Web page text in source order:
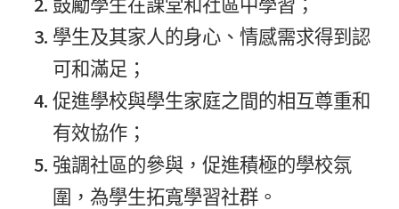
鼓勵學生在課堂和社區中學習；
學生及其家人的身心、情感需求得到認
可和滿足；
促進學校與學生家庭之間的相互尊重和
有效協作；
強調社區的參與，促進積極的學校氛
圍，為學生拓寬學習社群。